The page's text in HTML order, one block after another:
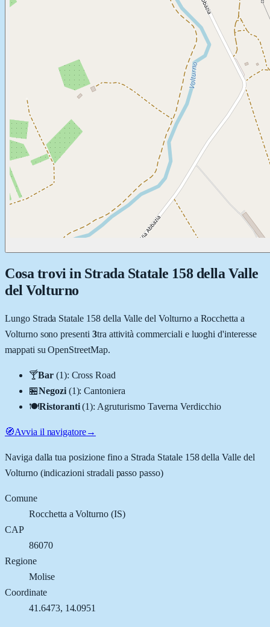
Cosa trovi in Strada Statale 158 della Valle
del Volturno
Lungo Strada Statale 158 della Valle del Volturnoa Rocchetta a
Volturnosono presenti 3tra attività commerciali e luoghi d'interesse
mappati su OpenStreetMap.
🍸Bar (1): Cross Road
🏪Negozi (1):Cantoniera
🍽️Ristoranti (1): Agruturismo Taverna Verdicchio
🧭Avvia il navigatore→
Naviga dalla tua posizione fino a Strada Statale 158 della Valle del
Volturno(indicazioni stradali passo passo)
Comune
Rocchetta a Volturno (IS)
CAP
86070
Regione
Molise
Coordinate
41.6473, 14.0951